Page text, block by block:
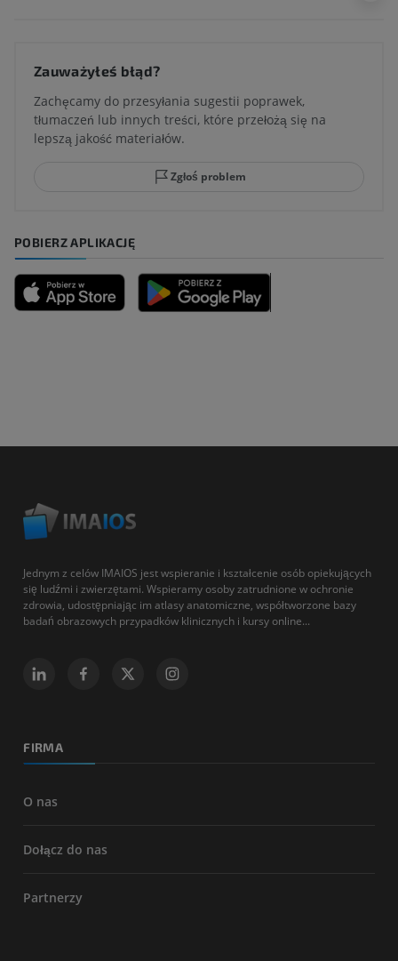
Zauważyłeś błąd?
Zachęcamy do przesyłania sugestii poprawek,
tłumaczeń lub innych treści, które przełożą się na
lepszą jakość materiałów.
Zgłoś problem
POBIERZ APLIKACJĘ
Jednym z celów IMAIOS jest wspieranie i kształcenie osób opiekujących
się ludźmi i zwierzętami. Wspieramy osoby zatrudnione w ochronie
zdrowia, udostępniając im atlasy anatomiczne, współtworzone bazy
badań obrazowych przypadków klinicznych i kursy online...
FIRMA
O nas
Dołącz do nas
Partnerzy